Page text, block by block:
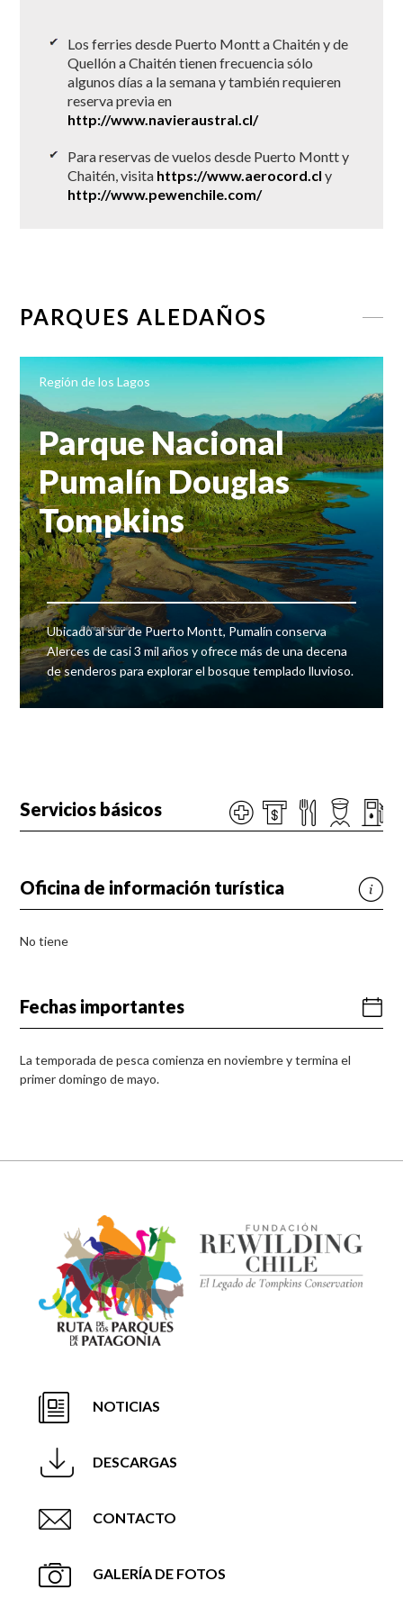
Los ferries desde Puerto Montt a Chaitén y de
Quellón a Chaitén tienen frecuencia sólo
algunos días a la semana y también requieren
reserva previa en
http://www.navieraustral.cl/
Para reservas de vuelos desde Puerto Montt y
Chaitén, visita https://www.aerocord.cl y
http://www.pewenchile.com/
PARQUES ALEDAÑOS
Región de los Lagos
Parque Nacional
Pumalín Douglas
Tompkins
Ubicado al sur de Puerto Montt, Pumalín conserva
Alerces de casi 3 mil años y ofrece más de una decena
de senderos para explorar el bosque templado lluvioso.
Servicios básicos
Oficina de información turística
No tiene
Fechas importantes
La temporada de pesca comienza en noviembre y termina el
primer domingo de mayo.
NOTICIAS
DESCARGAS
CONTACTO
GALERÍA DE FOTOS